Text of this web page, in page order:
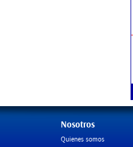
Nosotros
Quienes somos